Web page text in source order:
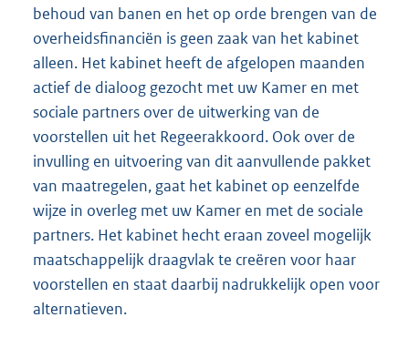
behoud van banen en het op orde brengen van de
overheidsfinanciën is geen zaak van het kabinet
alleen. Het kabinet heeft de afgelopen maanden
actief de dialoog gezocht met uw Kamer en met
sociale partners over de uitwerking van de
voorstellen uit het Regeerakkoord. Ook over de
invulling en uitvoering van dit aanvullende pakket
van maatregelen, gaat het kabinet op eenzelfde
wijze in overleg met uw Kamer en met de sociale
partners. Het kabinet hecht eraan zoveel mogelijk
maatschappelijk draagvlak te creëren voor haar
voorstellen en staat daarbij nadrukkelijk open voor
alternatieven.